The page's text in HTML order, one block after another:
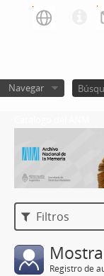
Navegar
Filtros
Registro de